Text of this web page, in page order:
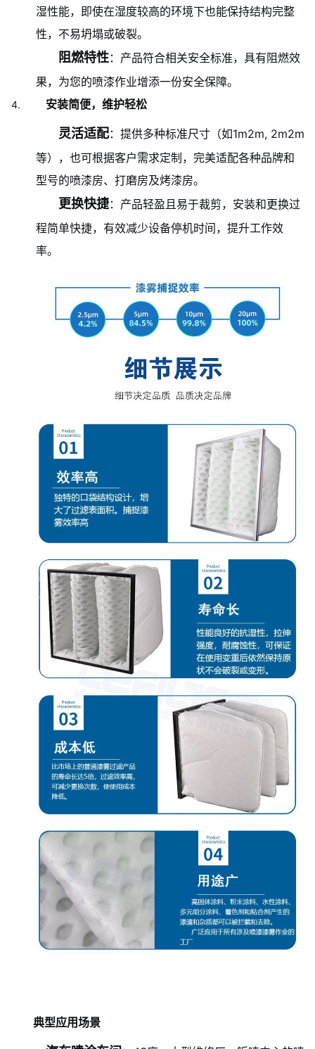
湿性能，即使在湿度较高的环境下也能保持结构完整
性，不易坍塌或破裂。
阻燃特性：产品符合相关安全标准，具有阻燃效
果，为您的喷漆作业增添一份安全保障。
安装简便，维护轻松
灵活适配：提供多种标准尺寸（如1m2m, 2m2m
等），也可根据客户需求定制，完美适配各种品牌和
型号的喷漆房、打磨房及烤漆房。
更换快捷：产品轻盈且易于裁剪，安装和更换过
程简单快捷，有效减少设备停机时间，提升工作效
率。
典型应用场景